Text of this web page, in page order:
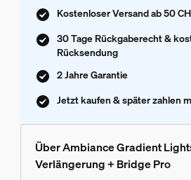
Kostenloser Versand ab 50
30 Tage Rückgaberecht &
Rücksendung
2 Jahre Garantie
Jetzt kaufen & später zahlen
Über Ambiance Gradient
Verlängerung + Bridge Pro